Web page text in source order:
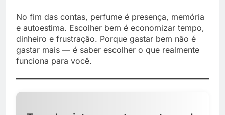
No fim das contas, perfume é presença, memória
e autoestima. Escolher bem é economizar tempo,
dinheiro e frustração. Porque gastar bem não é
gastar mais — é saber escolher o que realmente
funciona para você.